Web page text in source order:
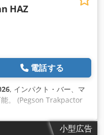
HAZ
電話する
, インパクト・バー、マ
。 (Pegson Trakpactor
130, Kleemann Reiner
1325 x 360 x 115 mm
小型広告